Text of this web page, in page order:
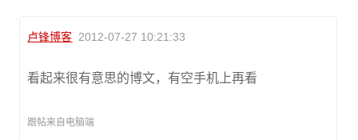
卢锋博客 2012-07-27 10:21:33
看起来很有意思的博文，有空手机上再看
跟帖来自电脑端